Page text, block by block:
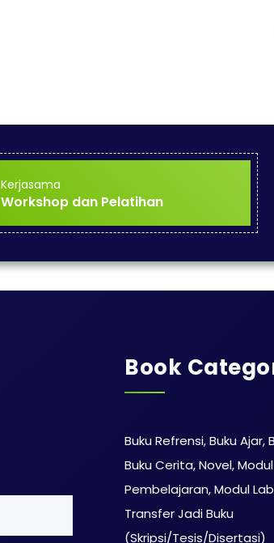
Kerjasama
Workshop dan Pelatihan
Book
Buku Refrensi, Buku Ajar,
Buku Cerita, Novel, Modul
Pembelajaran, Modul
Transfer Jadi Buku
(Skripsi/Tesis/Disertasi)